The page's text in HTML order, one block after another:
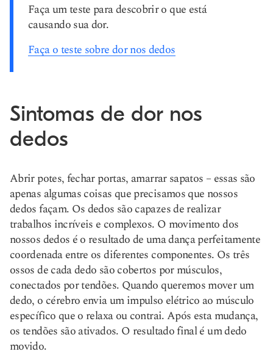
Faça um teste para descobrir o que está
causando sua dor.
Faça o teste sobre dor nos dedos
Sintomas de dor nos
dedos
Abrir potes, fechar portas, amarrar sapatos – essas são
apenas algumas coisas que precisamos que nossos
dedos façam. Os dedos são capazes de realizar
trabalhos incríveis e complexos. O movimento dos
nossos dedos é o resultado de uma dança perfeitamente
coordenada entre os diferentes componentes. Os três
ossos de cada dedo são cobertos por músculos,
conectados por tendões. Quando queremos mover um
dedo, o cérebro envia um impulso elétrico ao músculo
específico que o relaxa ou contrai. Após esta mudança,
os tendões são ativados. O resultado final é um dedo
movido.